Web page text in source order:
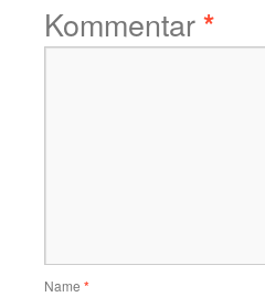
Kommentar*
Name *